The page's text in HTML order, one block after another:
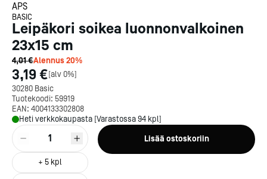
APS
BASIC
Leipäkori soikea luonnonvalkoinen
23x15 cm
4,01 €Alennus20%
3,19 €[alv 0%]
30280 Basic
Tuotekoodi: 59919
EAN: 4004133302808
Heti verkkokaupasta [Varastossa 94 kpl]
1
+ 5 kpl
Lisää ostoskoriin